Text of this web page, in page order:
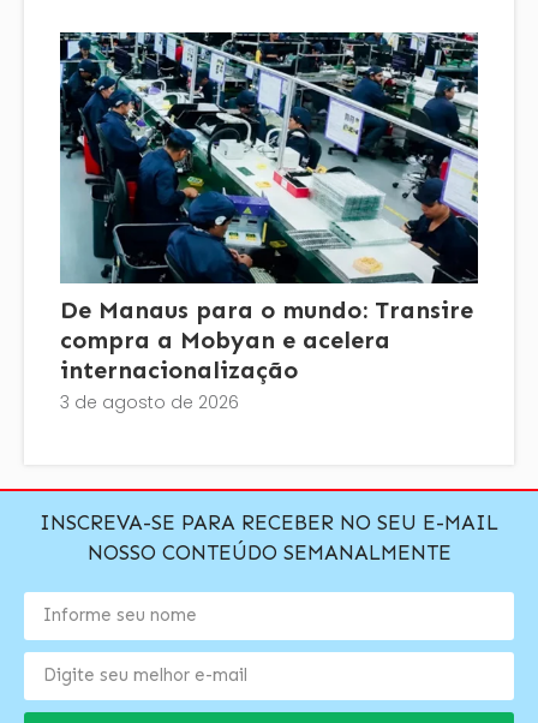
De Manaus para o mundo: Transire
compra a Mobyan e acelera
internacionalização
3 de agosto de 2026
INSCREVA-SE PARA RECEBER NO SEU E-MAIL
NOSSO CONTEÚDO SEMANALMENTE